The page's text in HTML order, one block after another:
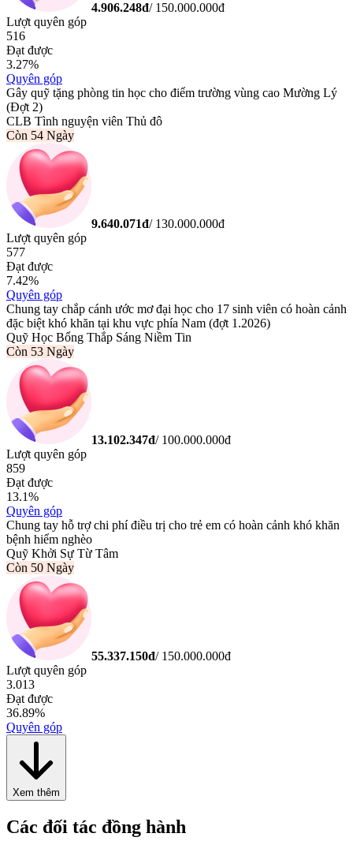
4.906.248đ/ 150.000.000đ
Lượt quyên góp
516
Đạt được
3.27%
Quyên góp
Gây quỹ tặng phòng tin học cho điểm trường vùng cao Mường Lý
(Đợt 2)
CLB Tình nguyện viên Thủ đô
Còn 54 Ngày
9.640.071đ/ 130.000.000đ
Lượt quyên góp
577
Đạt được
7.42%
Quyên góp
Chung tay chắp cánh ước mơ đại học cho 17 sinh viên có hoàn cảnh
đặc biệt khó khăn tại khu vực phía Nam (đợt 1.2026)
Quỹ Học Bổng Thắp Sáng Niềm Tin
Còn 53 Ngày
13.102.347đ/ 100.000.000đ
Lượt quyên góp
859
Đạt được
13.1%
Quyên góp
Chung tay hỗ trợ chi phí điều trị cho trẻ em có hoàn cảnh khó khăn
bệnh hiểm nghèo
Quỹ Khởi Sự Từ Tâm
Còn 50 Ngày
55.337.150đ/ 150.000.000đ
Lượt quyên góp
3.013
Đạt được
36.89%
Quyên góp
Xem thêm
Các đối tác đồng hành